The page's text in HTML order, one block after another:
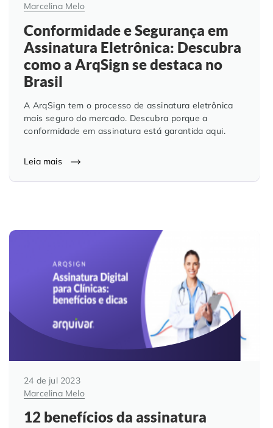
Marcelina Melo
Conformidade e Segurança em
Assinatura Eletrônica: Descubra
como a ArqSign se destaca no
Brasil
A ArqSign tem o processo de assinatura eletrônica
mais seguro do mercado. Descubra porque a
conformidade em assinatura está garantida aqui.
Leia mais
24 de jul 2023
Marcelina Melo
12 benefícios da assinatura